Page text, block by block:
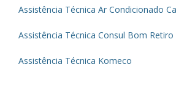
Assistência Técnica Ar Condicionado
Assistência Técnica Consul Bom Retiro
Assistência Técnica Komeco